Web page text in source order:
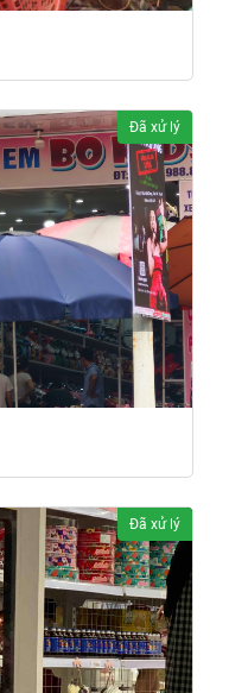
An,Huyện Krông
Thắng Lợi,Thành Phố
Đã xử lý
Đã xử lý